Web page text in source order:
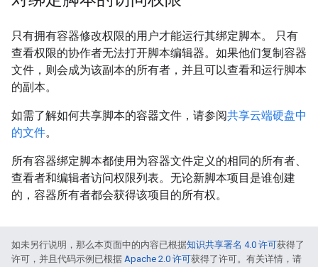
只有拥有容器修改权限的用户才能运行其绑定脚本。 只有
查看权限的协作者无法打开脚本编辑器。如果他们复制容器
文件，则会成为该副本的所有者，并且可以查看和运行脚本
的副本。
如需了解如何共享脚本的容器文件，请参阅共享云端硬盘中
的文件。
所有容器绑定脚本都使用为容器文件定义的相同的所有者、
查看者和编辑者访问权限列表。无论新脚本项目是谁创建
的，容器所有者都会获得该项目的所有权。
如未另行说明，那么本页面中的内容已根据知识共享署名 4.0 许可获得了
许可，并且代码示例已根据 Apache 2.0 许可获得了许可。有关详情，请